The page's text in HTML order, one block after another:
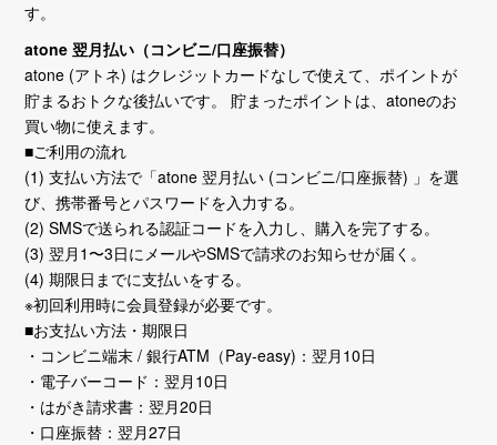
す。
atone 翌月払い（コンビニ/口座振替）
atone (アトネ) はクレジットカードなしで使えて、ポイントが
貯まるおトクな後払いです。 貯まったポイントは、atoneのお
買い物に使えます。
■ご利用の流れ
(1) 支払い方法で「atone 翌月払い (コンビニ/口座振替) 」を選
び、携帯番号とパスワードを入力する。
(2) SMSで送られる認証コードを入力し、購入を完了する。
(3) 翌月1〜3日にメールやSMSで請求のお知らせが届く。
(4) 期限日までに支払いをする。
※初回利用時に会員登録が必要です。
■お支払い方法・期限日
・コンビニ端末 / 銀行ATM（Pay-easy)：翌月10日
・電子バーコード：翌月10日
・はがき請求書：翌月20日
・口座振替：翌月27日